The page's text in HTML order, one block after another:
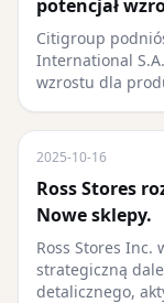
potencjał
Citigroup
International
wzrostu dla
2025-10-16
Ross Stores
Nowe sklepy.
Ross Stores Inc.
strategiczną
detalicznego,